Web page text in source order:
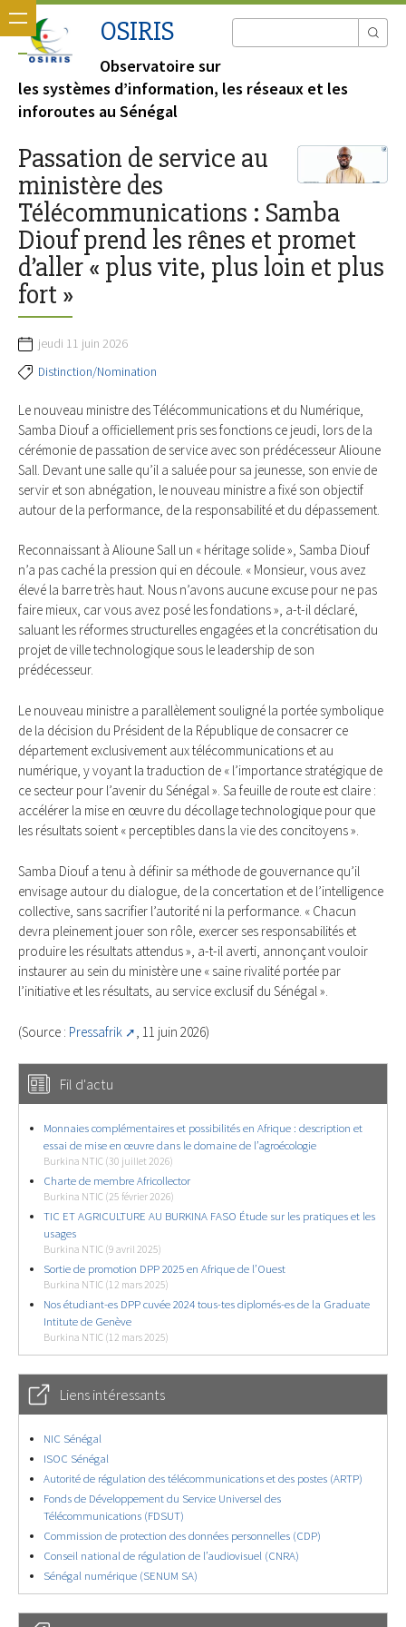
OSIRIS
Observatoire sur
les systèmes d’information, les réseaux et les
inforoutes au Sénégal
Passation de service au
ministère des
Télécommunications : Samba
Diouf prend les rênes et promet
d’aller « plus vite, plus loin et plus
fort »
jeudi 11 juin 2026
Distinction/Nomination
Le nouveau ministre des Télécommunications et du Numérique,
Samba Diouf a officiellement pris ses fonctions ce jeudi, lors de la
cérémonie de passation de service avec son prédécesseur Alioune
Sall. Devant une salle qu’il a saluée pour sa jeunesse, son envie de
servir et son abnégation, le nouveau ministre a fixé son objectif
autour de la performance, de la responsabilité et du dépassement.
Reconnaissant à Alioune Sall un « héritage solide », Samba Diouf
n’a pas caché la pression qui en découle. « Monsieur, vous avez
élevé la barre très haut. Nous n’avons aucune excuse pour ne pas
faire mieux, car vous avez posé les fondations », a-t-il déclaré,
saluant les réformes structurelles engagées et la concrétisation du
projet de ville technologique sous le leadership de son
prédécesseur.
Le nouveau ministre a parallèlement souligné la portée symbolique
de la décision du Président de la République de consacrer ce
département exclusivement aux télécommunications et au
numérique, y voyant la traduction de « l’importance stratégique de
ce secteur pour l’avenir du Sénégal ». Sa feuille de route est claire :
accélérer la mise en œuvre du décollage technologique pour que
les résultats soient « perceptibles dans la vie des concitoyens ».
Samba Diouf a tenu à définir sa méthode de gouvernance qu’il
envisage autour du dialogue, de la concertation et de l’intelligence
collective, sans sacrifier l’autorité ni la performance. « Chacun
devra pleinement jouer son rôle, exercer ses responsabilités et
produire les résultats attendus », a-t-il averti, annonçant vouloir
instaurer au sein du ministère une « saine rivalité portée par
l’initiative et les résultats, au service exclusif du Sénégal ».
(Source : Pressafrik , 11 juin 2026)
Fil d'actu
Monnaies complémentaires et possibilités en Afrique : description et
essai de mise en œuvre dans le domaine de l’agroécologie
Burkina NTIC (30 juillet 2026)
Charte de membre Africollector
Burkina NTIC (25 février 2026)
TIC ET AGRICULTURE AU BURKINA FASO Étude sur les pratiques et les
usages
Burkina NTIC (9 avril 2025)
Sortie de promotion DPP 2025 en Afrique de l’Ouest
Burkina NTIC (12 mars 2025)
Nos étudiant-es DPP cuvée 2024 tous-tes diplomés-es de la Graduate
Intitute de Genève
Burkina NTIC (12 mars 2025)
Liens intéressants
NIC Sénégal
ISOC Sénégal
Autorité de régulation des télécommunications et des postes (ARTP)
Fonds de Développement du Service Universel des
Télécommunications (FDSUT)
Commission de protection des données personnelles (CDP)
Conseil national de régulation de l’audiovisuel (CNRA)
Sénégal numérique (SENUM SA)